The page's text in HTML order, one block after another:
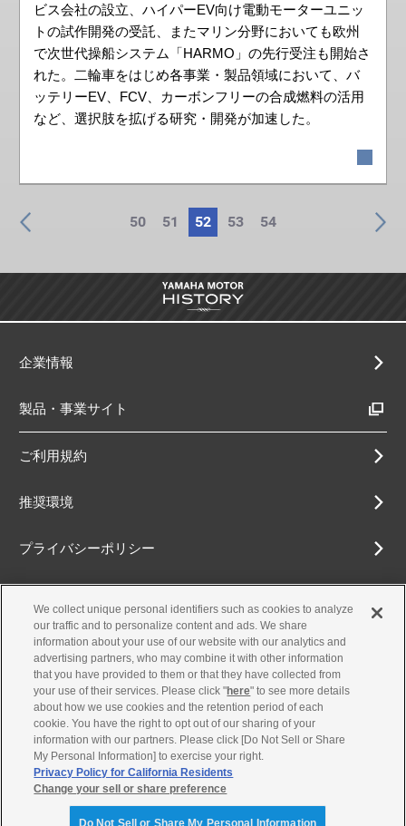
ビス会社の設立、ハイパーEV向け電動モーターユニッ
トの試作開発の受託、またマリン分野においても欧州
で次世代操船システム「HARMO」の先行受注も開始さ
れた。二輪車をはじめ各事業・製品領域において、バ
ッテリーEV、FCV、カーボンフリーの合成燃料の活用
など、選択肢を拡げる研究・開発が加速した。
50 51 52 53 54
企業情報
製品・事業サイト
ご利用規約
推奨環境
プライバシーポリシー
アクセシビリティ方針
古物営業法に基づく表示
お問合せ
We collect unique personal identifiers such as cookies to analyze
our traffic and to personalize content and ads. We share
information about your use of our website with our analytics and
advertising partners, who may combine it with other information
that you have provided to them or that they have collected from
your use of their services. Please click "here" to see more details
about how we use cookies and the retention period of each
cookie. You have the right to opt out of our sharing of your
information with our partners. Please click [Do Not Sell or Share
My Personal Information] to exercise your right.
Privacy Policy for California Residents
Change your sell or share preference
Do Not Sell or Share My Personal Information